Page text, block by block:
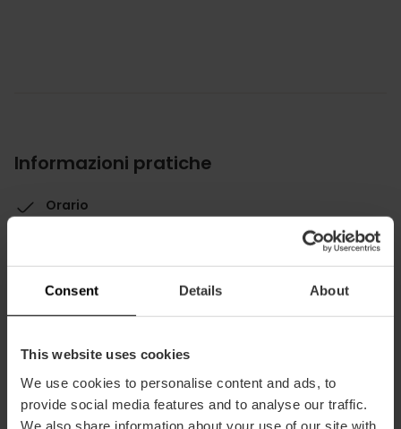
Consent Details About
This website uses cookies
We use cookies to personalise content and ads, to
provide social media features and to analyse our traffic.
We also share information about your use of our site with
Informazioni pratiche
Orario
Come arrivare
Metro